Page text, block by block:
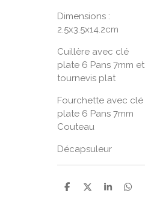
Dimensions :
2.5x3.5x14.2cm
Cuillère avec clé
plate 6 Pans 7mm et
tournevis plat
Fourchette avec clé
plate 6 Pans 7mm
Couteau
Décapsuleur
P
P
P
P